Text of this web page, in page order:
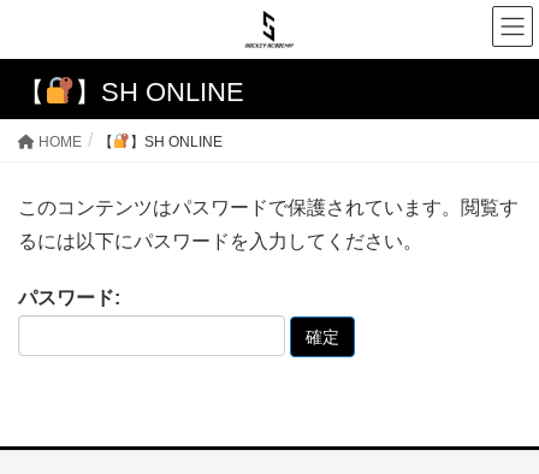
【 】SH ONLINE
HOME 【 】SH ONLINE
このコンテンツはパスワードで保護されています。閲覧す
るには以下にパスワードを入力してください。
パスワード: